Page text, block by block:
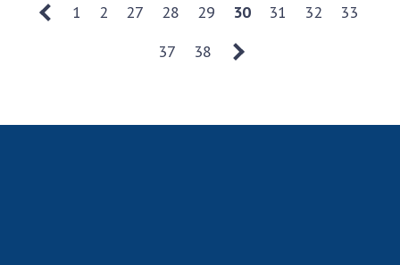
1 2 27 28 29 30 31 32
33
37
38